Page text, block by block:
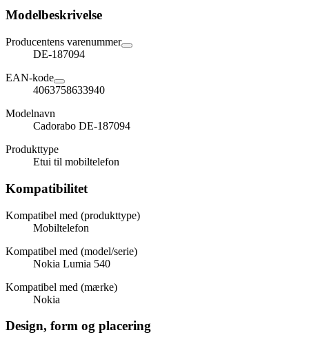
Modelbeskrivelse
Producentens varenummer
DE-187094
EAN-kode
4063758633940
Modelnavn
Cadorabo DE-187094
Produkttype
Etui til mobiltelefon
Kompatibilitet
Kompatibel med (produkttype)
Mobiltelefon
Kompatibel med (model/serie)
Nokia Lumia 540
Kompatibel med (mærke)
Nokia
Design, form og placering